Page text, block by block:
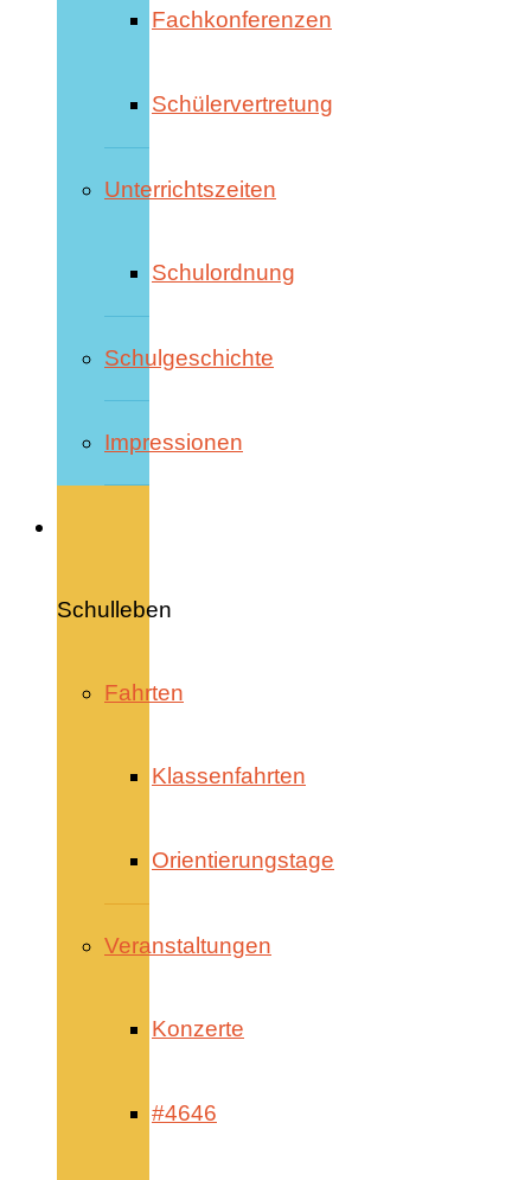
Fachkonferenzen
Schülervertretung
Unterrichtszeiten
Schulordnung
Schulgeschichte
Impressionen
Schulleben
Fahrten
Klassenfahrten
Orientierungstage
Veranstaltungen
Konzerte
#4646